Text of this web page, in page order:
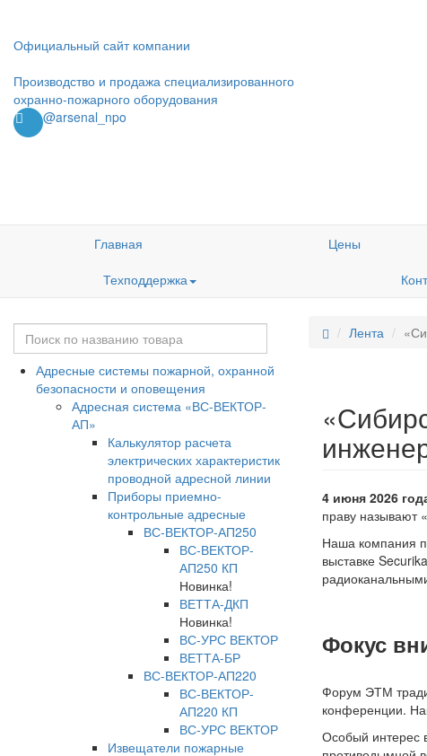
Официальный сайт компании
Производство и продажа специализированного
охранно-пожарного оборудования
@arsenal_npo
Главная Цены
Техподдержка
Адресные системы пожарной, охранной
безопасности и оповещения
Адресная система «ВС-ВЕКТОР-
АП»
Калькулятор расчета
электрических характеристик
проводной адресной линии
Приборы приемно-
контрольные адресные
ВС-ВЕКТОР-АП250
ВС-ВЕКТОР-
АП250 КП
Новинка!
ВЕТТА-ДКП
Новинка!
ВС-УРС ВЕКТОР
ВЕТТА-БР
ВС-ВЕКТОР-АП220
ВС-ВЕКТОР-
АП220 КП
ВС-УРС ВЕКТОР
Извещатели пожарные
Лента
4 июня 2026
праву называют
Наша компания
выставке
Фокус
Форум ЭТМ
конференции.
Особый интерес